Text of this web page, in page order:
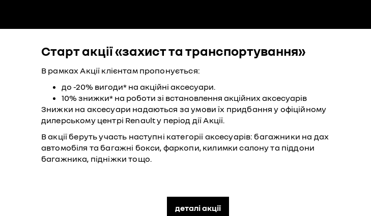
Старт акції «захист та транспортування»
В рамках Акції клієнтам пропонується:
до -20% вигоди* на акційні аксесуари.
10% знижки* на роботи зі встановлення акційних аксесуарів
Знижки на аксесуари надаються за умови їх придбання у офіційному
дилерському центрі Renault у період дії Акції.
В акції беруть участь наступні категорії аксесуарів: багажники на дах
автомобіля та багажні бокси, фаркопи, килимки салону та піддони
багажника, підніжки тощо.
деталі акції